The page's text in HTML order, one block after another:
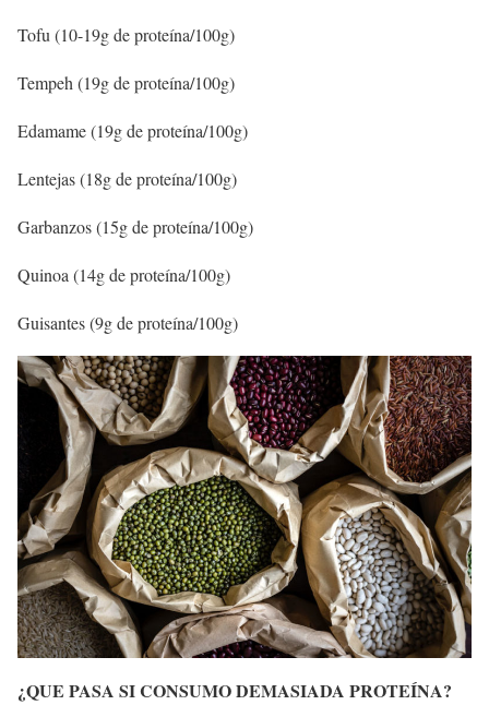
Tofu (10-19g de proteína/100g)
Tempeh (19g de proteína/100g)
Edamame (19g de proteína/100g)
Lentejas (18g de proteína/100g)
Garbanzos (15g de proteína/100g)
Quinoa (14g de proteína/100g)
Guisantes (9g de proteína/100g)
¿QUE PASA SI CONSUMO DEMASIADA PROTEÍNA?